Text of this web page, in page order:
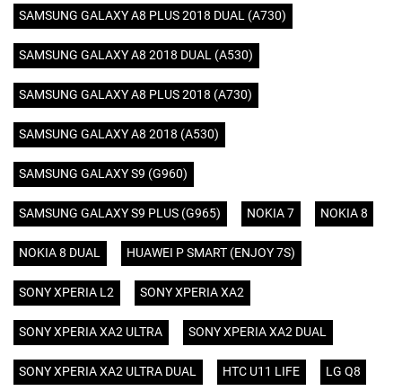
SAMSUNG GALAXY A8 PLUS 2018 DUAL (A730)
SAMSUNG GALAXY A8 2018 DUAL (A530)
SAMSUNG GALAXY A8 PLUS 2018 (A730)
SAMSUNG GALAXY A8 2018 (A530)
SAMSUNG GALAXY S9 (G960)
SAMSUNG GALAXY S9 PLUS (G965) NOKIA 7 NOKIA 8
NOKIA 8 DUAL HUAWEI P SMART (ENJOY 7S)
SONY XPERIA L2 SONY XPERIA XA2
SONY XPERIA XA2 ULTRA SONY XPERIA XA2 DUAL
SONY XPERIA XA2 ULTRA DUAL HTC U11 LIFE LG Q8